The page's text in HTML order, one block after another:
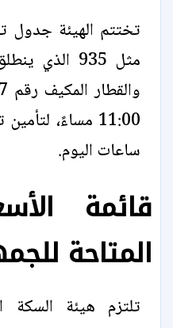
تختتم الهيئة جدول
11:00 مساءً،
ساعات اليوم.
قائمة
المتاحة
تلتزم هيئة السكة